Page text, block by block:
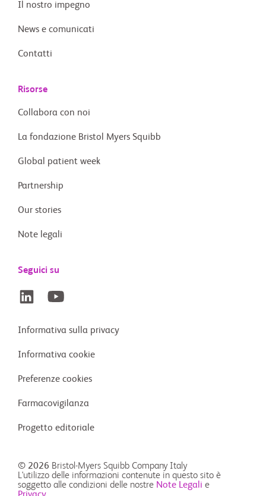
Il nostro impegno
News e comunicati
Contatti
Risorse
Collabora con noi
La fondazione Bristol Myers Squibb
Global patient week
Partnership
Our stories
Note legali
Seguici su
Informativa sulla privacy
Informativa cookie
Preferenze cookies
Farmacovigilanza
Progetto editoriale
© 2026 Bristol-Myers Squibb Company Italy
L'utilizzo delle informazioni contenute in questo sito è
soggetto alle condizioni delle nostre Note Legali e